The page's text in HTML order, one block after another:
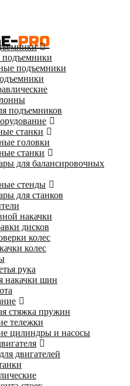
PRO
подъемники
подъемники
подъемников
станки
головки
станки
для балансировочных
стенды
для станков
накачки
дисков
колес
колес
рука
накачки шин
стяжка пружин
тележки
цилиндры и насосы
двигателей